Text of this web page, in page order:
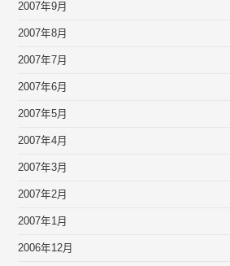
2007年9月
2007年8月
2007年7月
2007年6月
2007年5月
2007年4月
2007年3月
2007年2月
2007年1月
2006年12月